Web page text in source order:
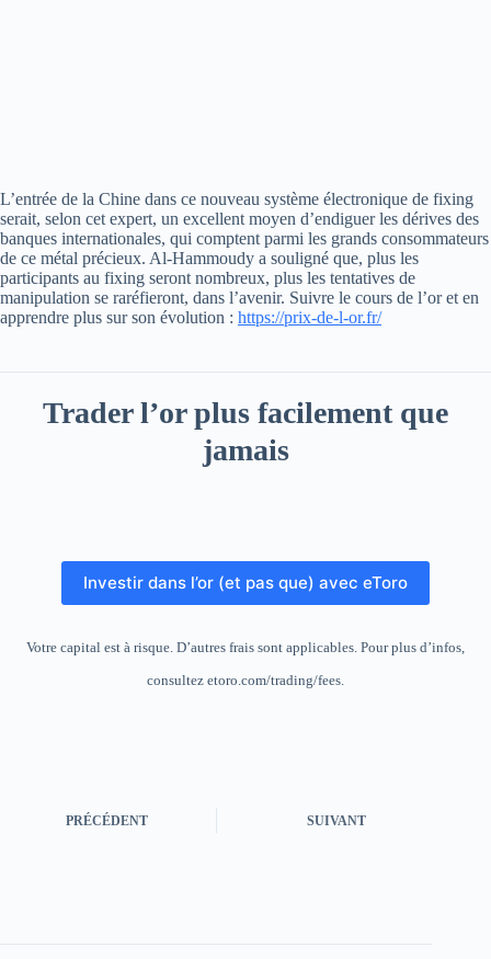
L’entrée de la Chine dans ce nouveau système électronique de fixing
serait, selon cet expert, un excellent moyen d’endiguer les dérives des
banques internationales, qui comptent parmi les grands consommateurs
de ce métal précieux. Al-Hammoudy a souligné que, plus les
participants au fixing seront nombreux, plus les tentatives de
manipulation se raréfieront, dans l’avenir. Suivre le cours de l’or et en
apprendre plus sur son évolution : https://prix-de-l-or.fr/
Trader l’or plus facilement que
jamais
Investir dans l’or (et pas que) avec eToro
Votre capital est à risque. D’autres frais sont applicables. Pour plus d’infos,
consultez etoro.com/trading/fees.
PRÉCÉDENT SUIVANT